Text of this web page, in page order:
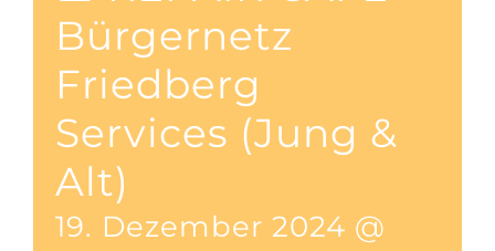
Bürgernetz
Friedberg
Services (Jung &
Alt)
19. Dezember 2024 @